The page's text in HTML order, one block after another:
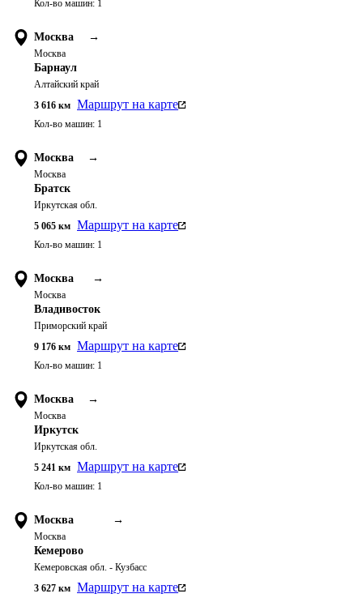
Кол-во машин: 1
Москва →
Москва
Барнаул
Алтайский край
3 616 км Маршрут на карте
Кол-во машин: 1
Москва →
Москва
Братск
Иркутская обл.
5 065 км Маршрут на карте
Кол-во машин: 1
Москва →
Москва
Владивосток
Приморский край
9 176 км Маршрут на карте
Кол-во машин: 1
Москва →
Москва
Иркутск
Иркутская обл.
5 241 км Маршрут на карте
Кол-во машин: 1
Москва →
Москва
Кемерово
Кемеровская обл. - Кузбасс
3 627 км Маршрут на карте